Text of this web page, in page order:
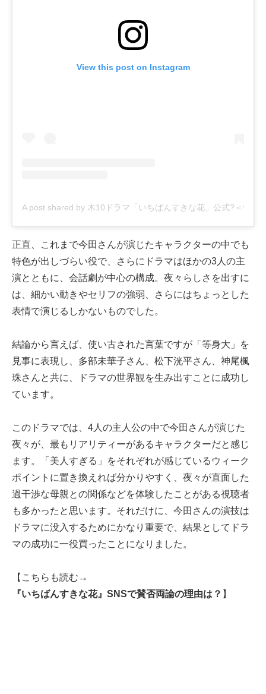
View this post on Instagram
A post shared by 木10ドラマ「いちばんすきな花」公式?＜毎週
正直、これまで今田さんが演じたキャラクターの中でも
特色が出しづらい役で、さらにドラマはほかの3人の主
演とともに、会話劇が中心の構成。夜々らしさを出すに
は、細かい動きやセリフの強弱、さらにはちょっとした
表情で演じるしかないものでした。
結論から言えば、使い古された言葉ですが「等身大」を
見事に表現し、多部未華子さん、松下洸平さん、神尾楓
珠さんと共に、ドラマの世界観を生み出すことに成功し
ています。
このドラマでは、4人の主人公の中で今田さんが演じた
夜々が、最もリアリティーがあるキャラクターだと感じ
ます。「美人すぎる」をそれぞれが感じているウィーク
ポイントに置き換えれば分かりやすく、夜々が直面した
過干渉な母親との関係などを体験したことがある視聴者
も多かったと思います。それだけに、今田さんの演技は
ドラマに没入するためにかなり重要で、結果としてドラ
マの成功に一役買ったことになりました。
【こちらも読む→
『いちばんすきな花』SNSで賛否両論の理由は？ 】